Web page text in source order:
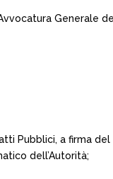
Generale
Pubblici, a firma
dell’Autorità;